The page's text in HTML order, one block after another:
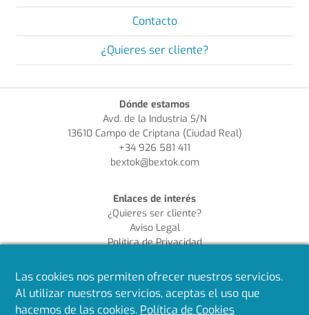
Contacto
¿Quieres ser cliente?
Dónde estamos
Avd. de la Industria S/N
13610 Campo de Criptana (Ciudad Real)
+34 926 581 411
bextok@bextok.com
Enlaces de interés
¿Quieres ser cliente?
Aviso Legal
Política de Privacidad
Política de Calidad
Síguenos en redes
Las cookies nos permiten ofrecer nuestros servicios.
Al utilizar nuestros servicios, aceptas el uso que
hacemos de las cookies. Política de Cookies